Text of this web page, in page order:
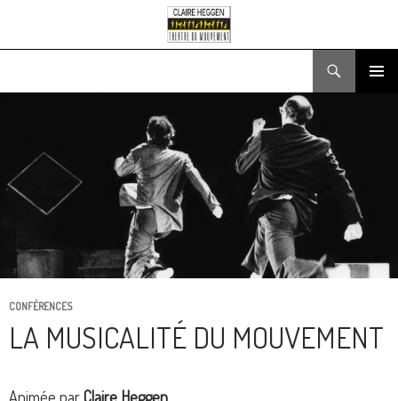
CONFÉRENCES
LA MUSICALITÉ DU MOUVEMENT
Animée parClaire Heggen